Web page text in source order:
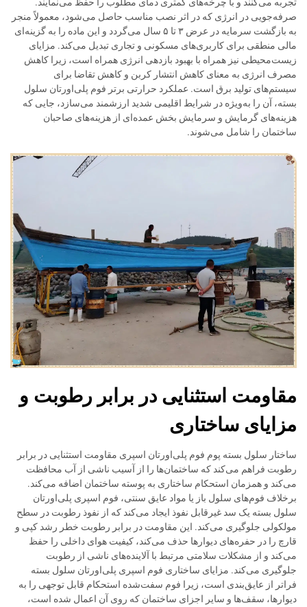
صرفه‌جویی در انرژی که در اثر نصب مناسب حاصل می‌شود، معمولاً منجر
به بازگشت سرمایه در عرض ۳ تا ۵ سال می‌گردد و این ماده را به گزینه‌ای
مالی منطقی برای کاربری‌های مسکونی و تجاری تبدیل می‌کند. مزایای
زیست‌محیطی نیز همراه با بهبود بازدهی انرژی همراه است، زیرا کاهش
مصرف انرژی به معنای کاهش انتشار کربن و کاهش تقاضا برای
سیستم‌های تولید برق است. عملکرد حرارتی برتر فوم پلی‌اورتان سلول
بسته، آن را به‌ویژه در شرایط اقلیمی شدید ارزشمند می‌سازد، جایی که
هزینه‌های گرمایش و سرمایش بخش عمده‌ای از هزینه‌های صاحبان
ساختمان را شامل می‌شوند.
مقاومت استثنایی در برابر رطوبت و
مزایای ساختاری
ساختار سلول بسته پوم فوم پلی‌اورتان اسپری مقاومت استثنایی در برابر
رطوبت فراهم می‌کند که ساختمان‌ها را از آسیب ناشی از آب محافظت
می‌کند و همزمان استحکام ساختاری به پوسته ساختمان اضافه می‌کند.
برخلاف فوم‌های سلول باز یا مواد عایق سنتی، فوم اسپری پلی‌اورتان
سلول بسته یک سد غیرقابل نفوذ ایجاد می‌کند که از نفوذ رطوبت در سطح
مولکولی جلوگیری می‌کند. این مقاومت در برابر رطوبت خطر رشد کپی و
قارچ را در حفره‌های دیوارها حذف می‌کند، کیفیت هوای داخلی را حفظ
می‌کند و از مشکلات سلامتی مرتبط با آلاینده‌های ناشی از رطوبت
جلوگیری می‌کند. مزایای ساختاری فوم اسپری پلی‌اورتان سلول بسته
فراتر از عایق‌بندی است، زیرا فوم سفت‌شده استحکام قابل توجهی را به
دیوارها، سقف‌ها و سایر اجزای ساختمان که روی آن اعمال شده است،